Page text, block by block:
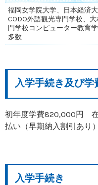
福岡女学院大学、日本経済
CODO外語観光専門学校、
門学校コンピューター教育
多数
入学手続き及び学
初年度学費820,000円
払い（早期納入割引あり
入学手続き